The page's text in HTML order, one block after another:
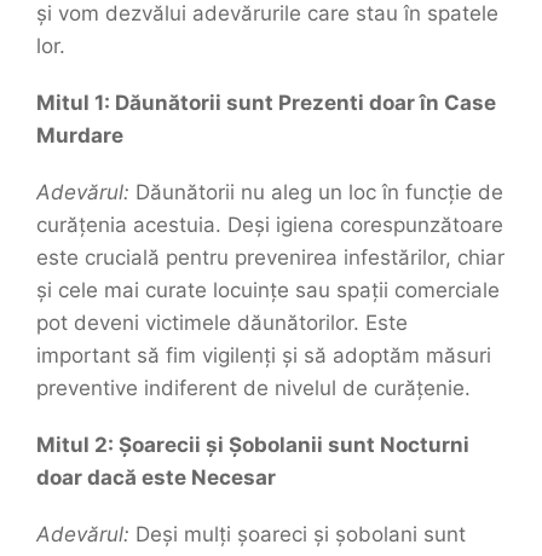
și vom dezvălui adevărurile care stau în spatele
lor.
Mitul 1: Dăunătorii sunt Prezenti doar în Case
Murdare
Adevărul: Dăunătorii nu aleg un loc în funcție de
curățenia acestuia. Deși igiena corespunzătoare
este crucială pentru prevenirea infestărilor, chiar
și cele mai curate locuințe sau spații comerciale
pot deveni victimele dăunătorilor. Este
important să fim vigilenți și să adoptăm măsuri
preventive indiferent de nivelul de curățenie.
Mitul 2: Șoarecii și Șobolanii sunt Nocturni
doar dacă este Necesar
Adevărul: Deși mulți șoareci și șobolani sunt